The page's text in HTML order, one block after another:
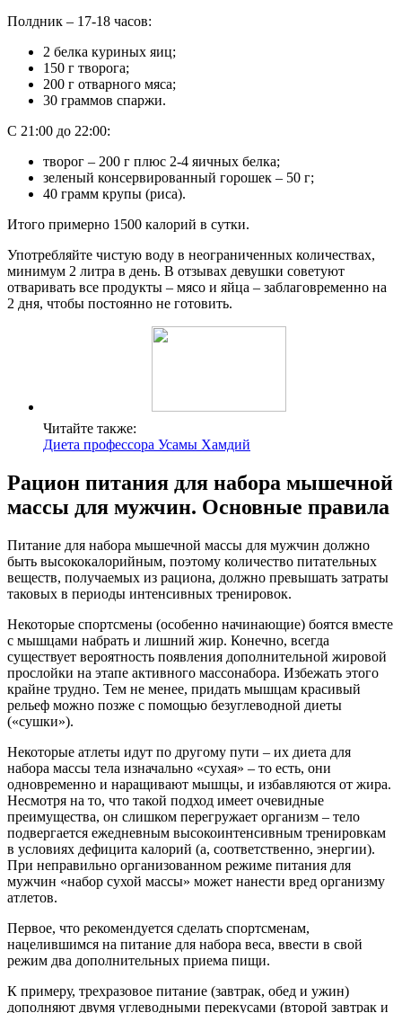
Полдник – 17-18 часов:
2 белка куриных яиц;
150 г творога;
200 г отварного мяса;
30 граммов спаржи.
С 21:00 до 22:00:
творог – 200 г плюс 2-4 яичных белка;
зеленый консервированный горошек – 50 г;
40 грамм крупы (риса).
Итого примерно 1500 калорий в сутки.
Употребляйте чистую воду в неограниченных количествах,
минимум 2 литра в день. В отзывах девушки советуют
отваривать все продукты – мясо и яйца – заблаговременно на
2 дня, чтобы постоянно не готовить.
Читайте также:
Диета профессора Усамы Хамдий
Рацион питания для набора мышечной
массы для мужчин. Основные правила
Питание для набора мышечной массы для мужчин должно
быть высококалорийным, поэтому количество питательных
веществ, получаемых из рациона, должно превышать затраты
таковых в периоды интенсивных тренировок.
Некоторые спортсмены (особенно начинающие) боятся вместе
с мышцами набрать и лишний жир. Конечно, всегда
существует вероятность появления дополнительной жировой
прослойки на этапе активного массонабора. Избежать этого
крайне трудно. Тем не менее, придать мышцам красивый
рельеф можно позже с помощью безуглеводной диеты
(«сушки»).
Некоторые атлеты идут по другому пути – их диета для
набора массы тела изначально «сухая» – то есть, они
одновременно и наращивают мышцы, и избавляются от жира.
Несмотря на то, что такой подход имеет очевидные
преимущества, он слишком перегружает организм – тело
подвергается ежедневным высокоинтенсивным тренировкам
в условиях дефицита калорий (а, соответственно, энергии).
При неправильно организованном режиме питания для
мужчин «набор сухой массы» может нанести вред организму
атлетов.
Первое, что рекомендуется сделать спортсменам,
нацелившимся на питание для набора веса, ввести в свой
режим два дополнительных приема пищи.
К примеру, трехразовое питание (завтрак, обед и ужин)
дополняют двумя углеводными перекусами (второй завтрак и